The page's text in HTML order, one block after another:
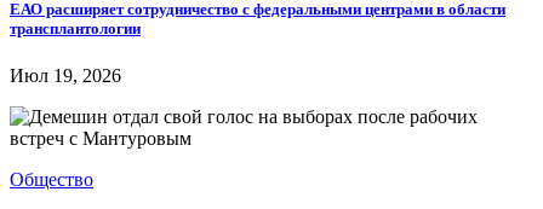
ЕАО расширяет сотрудничество с федеральными центрами в области
трансплантологии
Июл 19, 2026
Общество